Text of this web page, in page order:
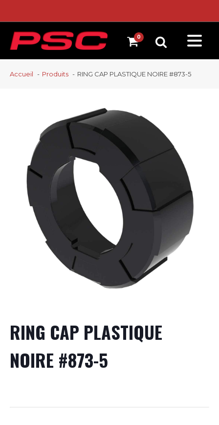
Accueil Produits RING CAP PLASTIQUE NOIRE #873-5
RING CAP PLASTIQUE
NOIRE #873-5